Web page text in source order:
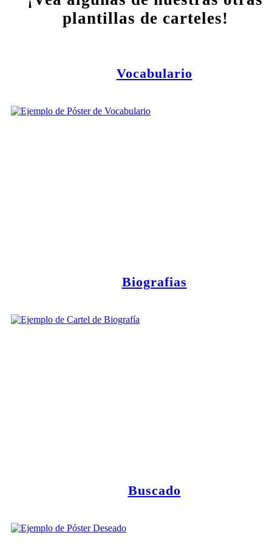
plantillas de carteles!
Vocabulario
Biografias
Buscado